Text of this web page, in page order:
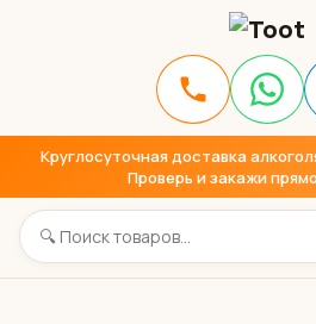
Круглосуточная доставка
Проверь и закажи прямо